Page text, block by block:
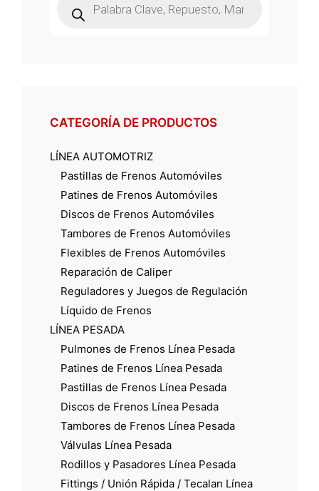
productos
CATEGORÍA DE PRODUCTOS
LÍNEA AUTOMOTRIZ
Pastillas de Frenos Automóviles
Patines de Frenos Automóviles
Discos de Frenos Automóviles
Tambores de Frenos Automóviles
Flexibles de Frenos Automóviles
Reparación de Caliper
Reguladores y Juegos de Regulación
Líquido de Frenos
LÍNEA PESADA
Pulmones de Frenos Línea Pesada
Patines de Frenos Línea Pesada
Pastillas de Frenos Línea Pesada
Discos de Frenos Línea Pesada
Tambores de Frenos Línea Pesada
Válvulas Línea Pesada
Rodillos y Pasadores Línea Pesada
Fittings / Unión Rápida / Tecalan Línea